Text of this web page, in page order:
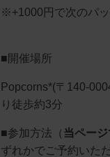
※+1000円で次のパ
■開催場所
Popcorns*(〒140-
り徒歩約3分
■参加方法（ 当ペー
ずれかでご予約いた